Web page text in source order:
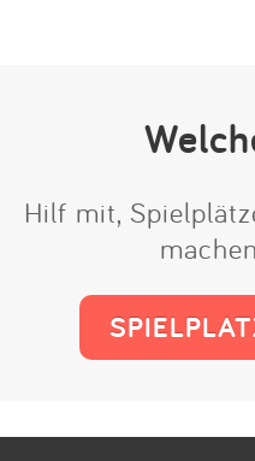
Hilf mit,